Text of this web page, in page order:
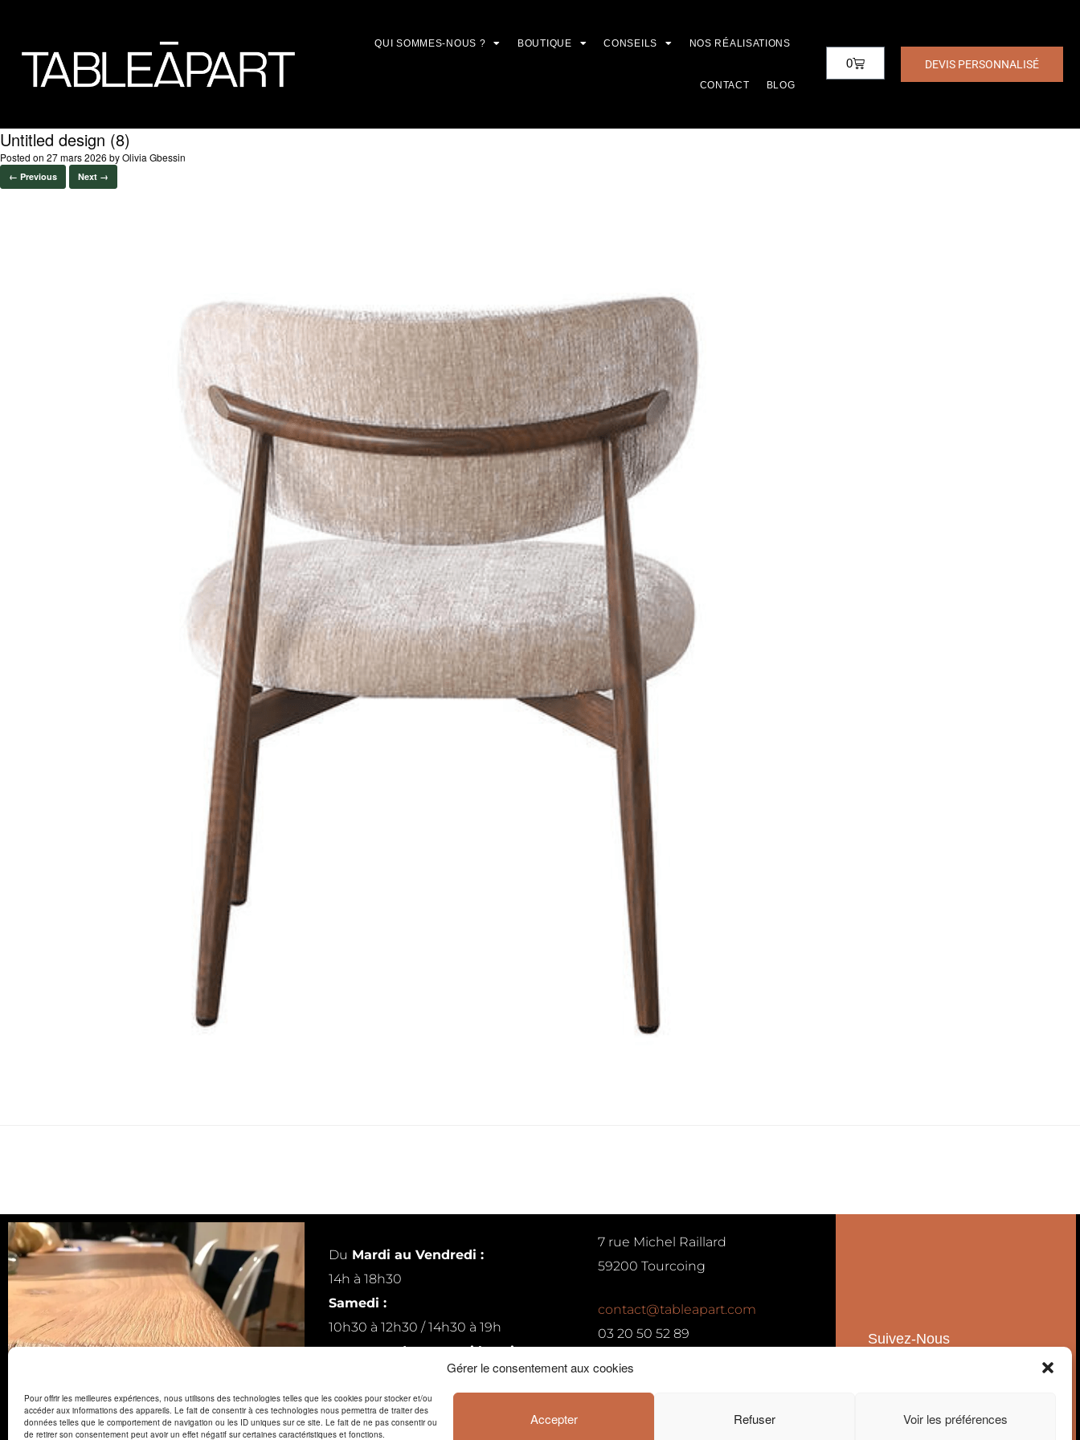
Gérer le consentement aux cookies
Pour offrir les meilleures expériences, nous utilisons des technologies telles que les cookies pour stocker et/ou
accéder aux informations des appareils. Le fait de consentir à ces technologies nous permettra de traiter des
données telles que le comportement de navigation ou les ID uniques sur ce site. Le fait de ne pas consentir ou
de retirer son consentement peut avoir un effet négatif sur certaines caractéristiques et fonctions.
Accepter Refuser Voir les préférences
QUI SOMMES-NOUS ? BOUTIQUE CONSEILS NOS RÉALISATIONS
CONTACT BLOG
0 DEVIS PERSONNALISÉ
Untitled design (8)
Posted on 27 mars 2026 byOlivia Gbessin
← Previous Next →
Du Mardi au Vendredi :
14h à 18h30
Samedi :
10h30 à 12h30 / 14h30 à 19h
ou sur rendez-vous si besoin
7 rue Michel Raillard
59200 Tourcoing
contact@tableapart.com
03 20 50 52 89
Conditions générales de Ventes
Suivez-Nous